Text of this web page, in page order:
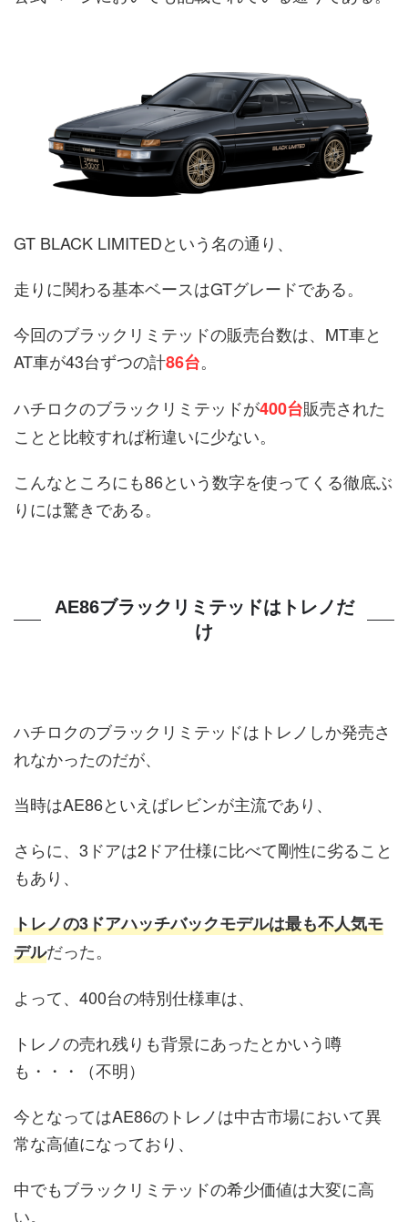
GT BLACK LIMITEDという名の通り、
走りに関わる基本ベースはGTグレードである。
今回のブラックリミテッドの販売台数は、MT車と
AT車が43台ずつの計86台。
ハチロクのブラックリミテッドが400台販売された
ことと比較すれば桁違いに少ない。
こんなところにも86という数字を使ってくる徹底ぶ
りには驚きである。
AE86ブラックリミテッドはトレノだ
け
ハチロクのブラックリミテッドはトレノしか発売さ
れなかったのだが、
当時はAE86といえばレビンが主流であり、
さらに、3ドアは2ドア仕様に比べて剛性に劣ること
もあり、
トレノの3ドアハッチバックモデルは最も不人気モ
デルだった。
よって、400台の特別仕様車は、
トレノの売れ残りも背景にあったとかいう噂
も・・・（不明）
今となってはAE86のトレノは中古市場において異
常な高値になっており、
中でもブラックリミテッドの希少価値は大変に高
い。